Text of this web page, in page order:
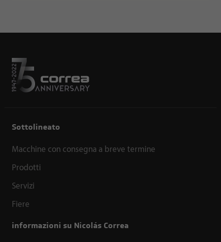
Sottolineato
Macchine con consegna a breve termine
Prodotti
Servizi
Fiere
informazioni su Nicolás Correa